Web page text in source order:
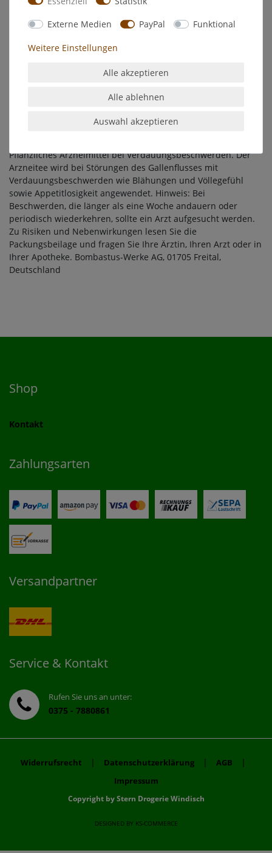
Appetitanregung jeweils eine halbe Stunde vor den
wie folgt bereiteten Teeaufgusses getrunken: 1 Esslöffel voll
übergossen und etwa 10 bis 15 Minuten ziehen gelassen.
Anschließend den Aufgussbeutel entnehmen bzw. den losen
Tee durch ein Teesieb geben.
Pflichtangaben:
Pflanzliches Arzneimittel bei Verdauungsbeschwerden. Der
Arzneitee wird bei Störungen des Gallenflusses mit
Verdauungsbeschwerden wie Blähungen und Völlegefühl
sowie Appetitlosigkeit angewendet. Hinweis: Bei
Beschwerden, die länger als eine Woche andauern oder
periodisch wiederkehren, sollte ein Arzt aufgesucht werden.
Zu Risiken und Nebenwirkungen lesen Sie die
Packungsbeilage und fragen Sie Ihre Ärztin, Ihren Arzt oder in
Ihrer Apotheke. Bombastus-Werke AG, 01705 Freital,
Deutschland
Shop
Kontakt
Zahlungsarten
Versandpartner
Service & Kontakt
Rufen Sie uns an unter:
0375 - 7880861
Widerrufsrecht | Datenschutzerklärung | AGB |
Impressum
Copyright by Stern Drogerie Windisch
DESIGNED BY KS-COMMERCE
Externe Medien PayPal Funktional
Weitere Einstellungen
Alle akzeptieren
Alle ablehnen
Auswahl akzeptieren